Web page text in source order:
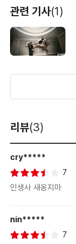
관련 기사(1)
리뷰(3)
cry*****
7
인생사 새옹지마
nin*****
7